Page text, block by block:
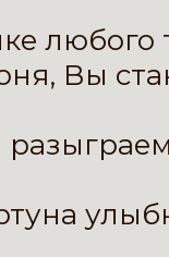
любого
Вы